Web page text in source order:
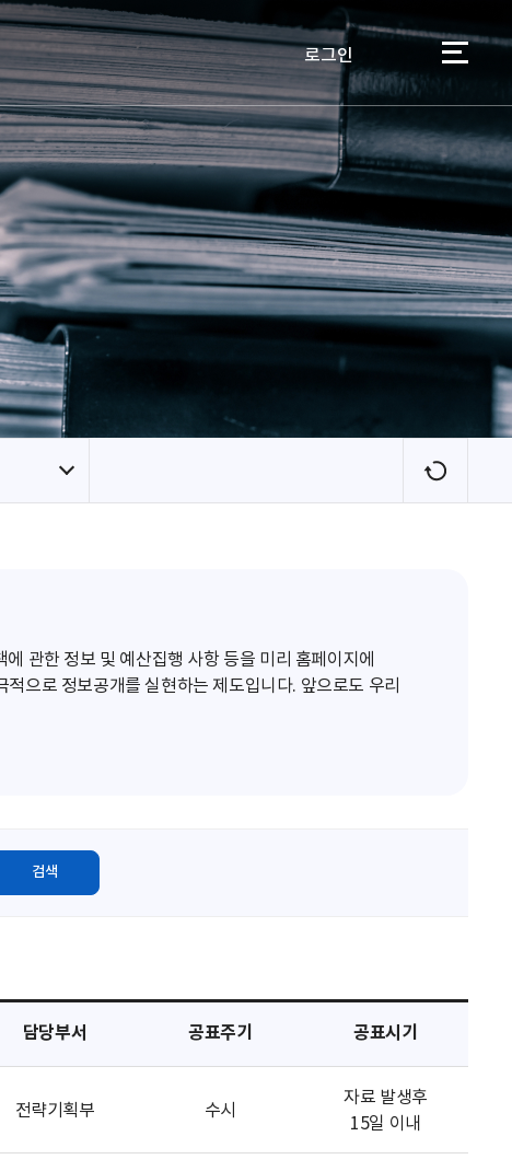
로그인 이용자
새
로
관한 정보 및 예산집행 사항 등을 미리 홈페이지에
으로 정보공개를 실현하는 제도입니다. 앞으로도 우리
검색
담당부서 공표주기 공표시기
전략기획부 수시
자료 발생후
15일 이내